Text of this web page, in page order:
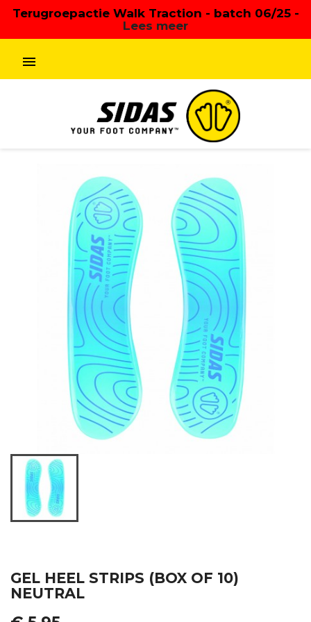
Terugroepactie Walk Traction - batch 06/25 -
Lees meer

GEL HEEL STRIPS (BOX OF 10)
NEUTRAL